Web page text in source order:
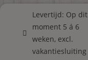
Levertijd: Op dit
moment 5 á 6
weken, excl.
vakantiesluiting